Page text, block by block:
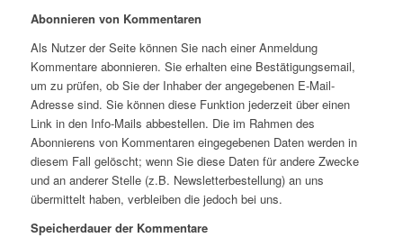
Abonnieren von Kommentaren
Als Nutzer der Seite können Sie nach einer Anmeldung
Kommentare abonnieren. Sie erhalten eine Bestätigungsemail,
um zu prüfen, ob Sie der Inhaber der angegebenen E-Mail-
Adresse sind. Sie können diese Funktion jederzeit über einen
Link in den Info-Mails abbestellen. Die im Rahmen des
Abonnierens von Kommentaren eingegebenen Daten werden in
diesem Fall gelöscht; wenn Sie diese Daten für andere Zwecke
und an anderer Stelle (z.B. Newsletterbestellung) an uns
übermittelt haben, verbleiben die jedoch bei uns.
Speicherdauer der Kommentare